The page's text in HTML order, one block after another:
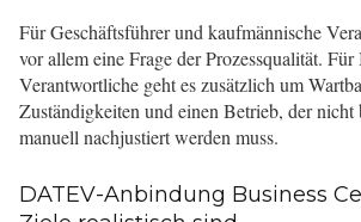
Für Geschäftsführer und kaufmännische
vor allem eine Frage der Prozessqualität.
Verantwortliche geht es zusätzlich um
Zuständigkeiten und einen Betrieb, der
manuell nachjustiert werden muss.
DATEV-Anbindung Business